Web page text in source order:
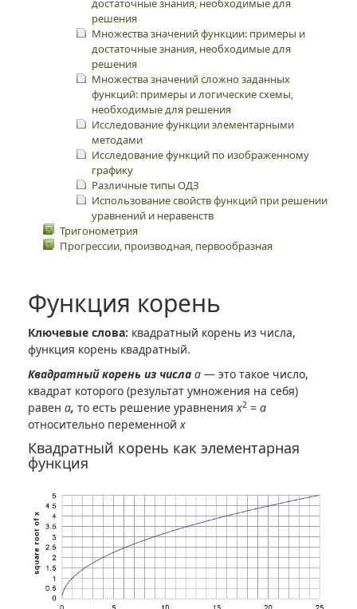
достаточные знания, необходимые для
решения
Множества значений функции: примеры и
достаточные знания, необходимые для
решения
Множества значений сложно заданных
функций: примеры и логические схемы,
необходимые для решения
Исследование функции элементарными
методами
Исследование функций по изображенному
графику
Различные типы ОДЗ
Использование свойств функций при решении
уравнений и неравенств
Тригонометрия
Прогрессии, производная, первообразная
Функция корень
Ключевые слова: квадратный корень из числа,
функция корень квадратный.
Квадратный корень из числа a — это такое число,
квадрат которого (результат умножения на себя)
равен a, то есть решение уравненияx2 = a
относительно переменнойx
Квадратный корень как элементарная
функция